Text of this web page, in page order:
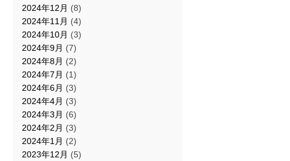
2024年12月 (8)
2024年11月 (4)
2024年10月 (3)
2024年9月 (7)
2024年8月 (2)
2024年7月 (1)
2024年6月 (3)
2024年4月 (3)
2024年3月 (6)
2024年2月 (3)
2024年1月 (2)
2023年12月 (5)